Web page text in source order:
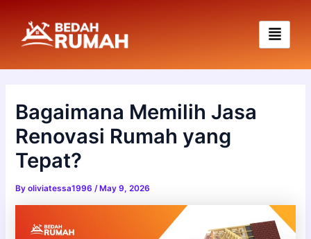
content
Bagaimana Memilih Jasa
Renovasi Rumah yang
Tepat?
Byoliviatessa1996 /May 9, 2026